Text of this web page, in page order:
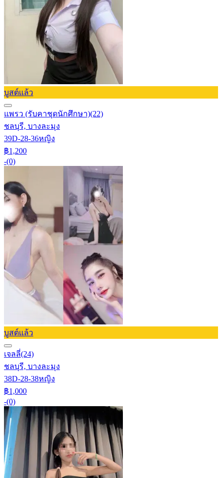
บูสต์แล้ว
แพรว (รับคาชุดนักศึกษา)(22)
ชลบุรี, บางละมุง
39D-28-36หญิง
฿1,200
-(0)
บูสต์แล้ว
เจลลี่(24)
ชลบุรี, บางละมุง
38D-28-38หญิง
฿1,000
-(0)